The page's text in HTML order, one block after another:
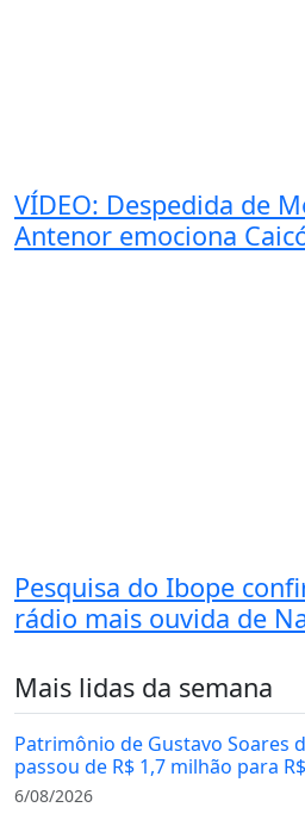
VÍDEO: Despedida de
Antenor emociona
Pesquisa do Ibope
rádio mais ouvida de
Mais lidas da semana
Patrimônio de Gustavo Soares
passou de R$ 1,7 milhão para
6/08/2026